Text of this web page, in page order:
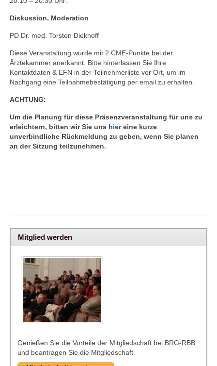
Diskussion, Moderation
PD Dr. med. Torsten Diekhoff
Diese Veranstaltung wurde mit 2 CME-Punkte bei der
Ärztekammer anerkannt. Bitte hinterlassen Sie Ihre
Kontaktdaten & EFN in der Teilnehmerliste vor Ort, um im
Nachgang eine Teilnahmebestätigung per email zu erhalten.
ACHTUNG:
Um die Planung für diese Präsenzveranstaltung für uns zu
erleichtern, bitten wir Sie uns hiereine kurze
unverbindliche Rückmeldung zu geben, wenn Sie planen
an der Sitzung teilzunehmen.
Mitglied werden
Genießen Sie die Vorteile der Mitgliedschaft bei BRG-RBB
und beantragen Sie die Mitgliedschaft